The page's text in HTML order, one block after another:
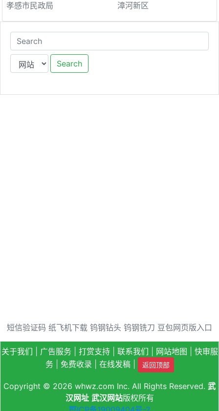
孝感市民政局
漳河新区
Search
短信验证码 纸飞机下载 钨钢钻头 钨钢铣刀 豆包网页版入口
关于我们 广告服务| 打赏支持| 联系我们 网站地图
快审服
务| 免费收录 在线发稿| 返回顶部
Copyright © 2026 whwz.com Inc. All Rights Reserved. 武
汉网址 武汉网站版权所有